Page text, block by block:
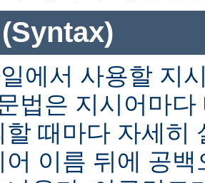
에서 사용할 지
법은 지시어마
할 때마다 자세히
어 이름 뒤에 공